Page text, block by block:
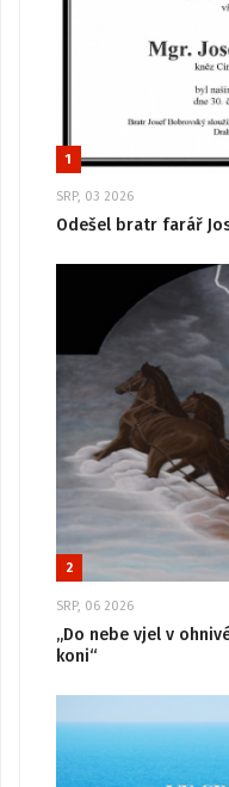
1
SRP, 03 2026
Odešel bratr farář
2
SRP, 06 2026
„Do nebe vjel v
koni“